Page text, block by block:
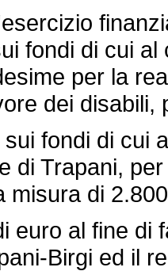
fondi di cui
per la
dei
fondi di cui
di Trapani,
misura di
euro al fine di
Birgi ed il